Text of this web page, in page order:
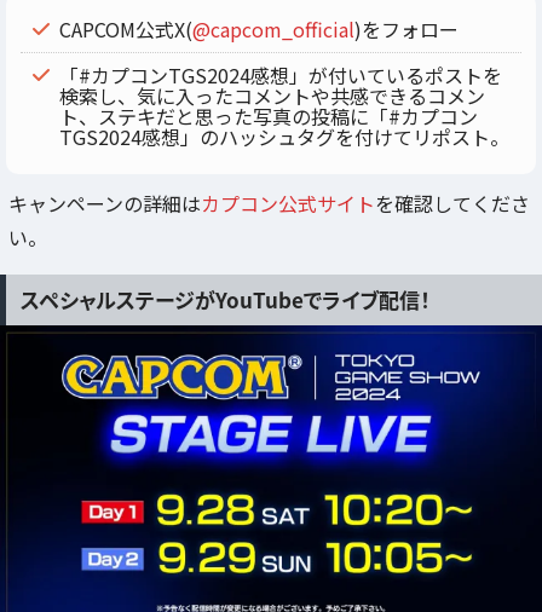
CAPCOM公式X(@capcom_official)をフォロー
「#カプコンTGS2024感想」が付いているポストを
検索し、気に入ったコメントや共感できるコメン
ト、ステキだと思った写真の投稿に「#カプコン
TGS2024感想」のハッシュタグを付けてリポスト。
キャンペーンの詳細はカプコン公式サイトを確認してくださ
い。
スペシャルステージがYouTubeでライブ配信！